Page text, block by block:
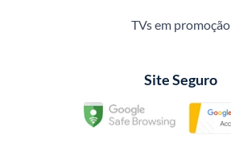
TVs em promoção
Site Seguro